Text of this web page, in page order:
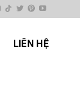
LIÊN HỆ